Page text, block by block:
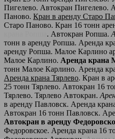
Пигелево. Автокран Пигелево.
Паново. Кран в аренду Старо
Старо Паново. Кран 16 тонн
. Автокран Ропша.
тонн в аренду Ропша. Аренда
аренду Ропша. Малое Карлино
Малое Карлино. Аренда крана
тонн Малое Карлино. Аренда
Аренда крана Тярлево. Кран в
25 тонн Тярлево. Автокран 16
Тярлево. Тярлево Автокран.
в аренду Павловск. Аренда
Автокран 16 тонн Павловск.
Автокран в аренду
Федоровское. Аренда крана 16